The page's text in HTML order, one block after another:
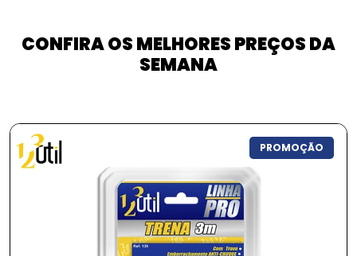
CONFIRA OS MELHORES PREÇOS DA
SEMANA
PROMOÇÃO